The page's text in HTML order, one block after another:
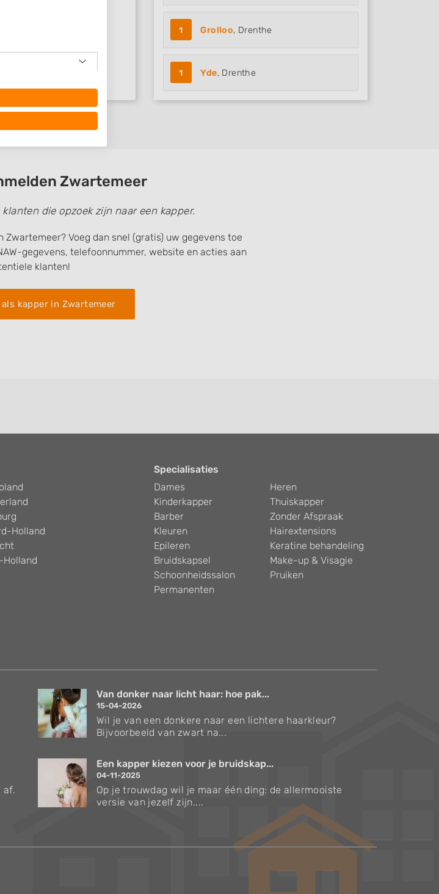
1 Grolloo, Drenthe
1 Yde, Drenthe
Zwartemeer
die opzoek zijn naar een kapper.
Voeg dan snel (gratis) uw gegevens toe
gegevens, telefoonnummer, website en acties aan
klanten!
kapper in Zwartemeer
Holland
Holland
Specialisaties
Dames
Heren
Kinderkapper
Thuiskapper
Barber
Zonder Afspraak
Kleuren
Hairextensions
Epileren
Keratine behandeling
Bruidskapsel
Make-up & Visagie
Schoonheidssalon
Pruiken
Permanenten
Van donker naar licht haar: hoe pak...
15-04-2026
Wil je van een donkere naar een lichtere haarkleur?
Bijvoorbeeld van zwart na...
af.
Een kapper kiezen voor je bruidskap...
04-11-2025
Op je trouwdag wil je maar één ding: de allermooiste
versie van jezelf zijn....